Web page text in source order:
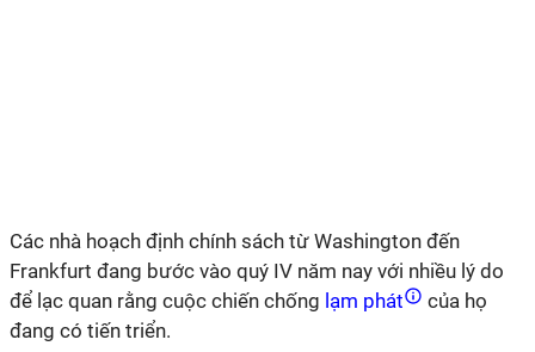
Các nhà hoạch định chính sách từ Washington đến
Frankfurt đang bước vào quý IV năm nay với nhiều lý do
để lạc quan rằng cuộc chiến chống lạm phát
của họ
đang có tiến triển.